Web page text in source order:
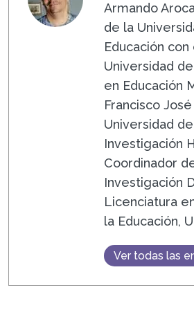
Armando
de la
Educación
Universidad
en Educación
Francisco
Universidad
Investigación
Coordinador
Investigación
Licenciatura
la Educación,
Ver todas las